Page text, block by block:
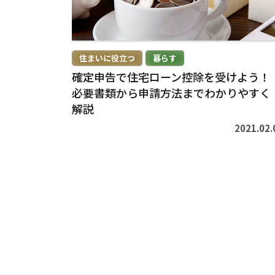
住まいに役立つ 暮らす
確定申告で住宅ローン控除を受けよう！
必要書類から申請方法までわかりやすく
解説